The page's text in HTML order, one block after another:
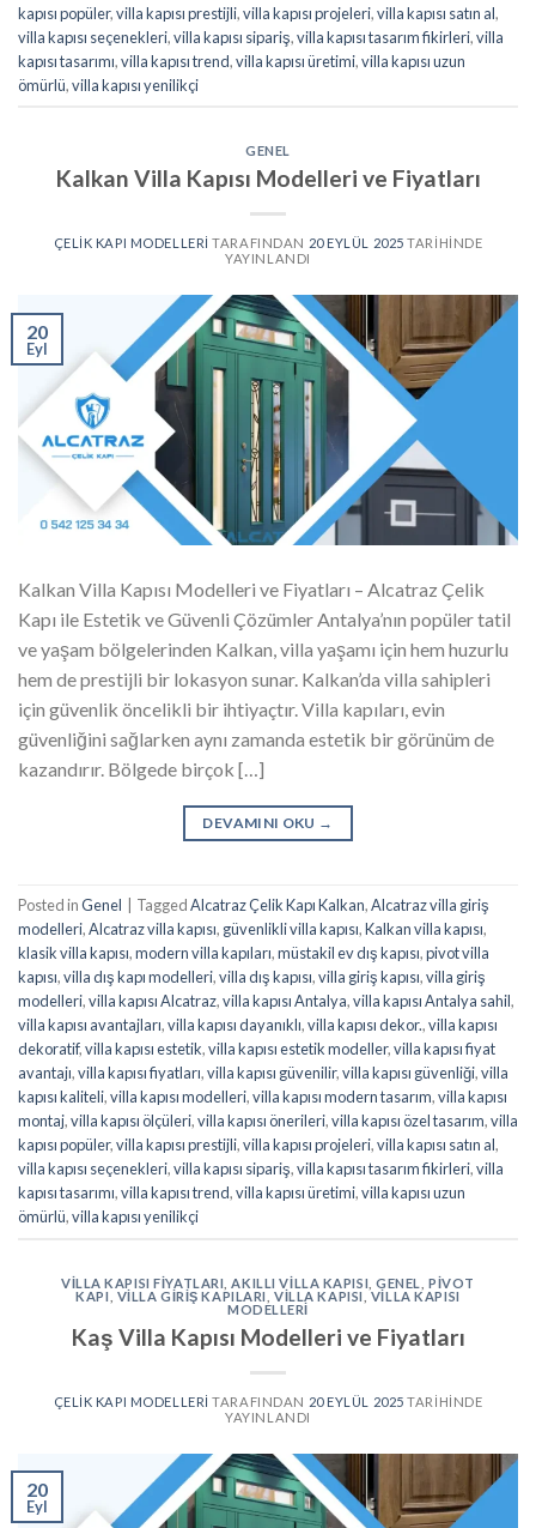
kapısı popüler,villa kapısı prestijli,villa kapısı projeleri,villa kapısı satın al,
villa kapısı seçenekleri,villa kapısı sipariş,villa kapısı tasarım fikirleri,villa
kapısı tasarımı,villa kapısı trend,villa kapısı üretimi,villa kapısı uzun
ömürlü,villa kapısı yenilikçi
GENEL
Kalkan Villa Kapısı Modelleri ve Fiyatları
ÇELIK KAPI MODELLERI TARAFINDAN 20 EYLÜL 2025 TARIHINDE
YAYINLANDI
20
Eyl
Kalkan Villa Kapısı Modelleri ve Fiyatları – Alcatraz Çelik
Kapı ile Estetik ve Güvenli Çözümler Antalya’nın popüler tatil
ve yaşam bölgelerinden Kalkan, villa yaşamı için hem huzurlu
hem de prestijli bir lokasyon sunar. Kalkan’da villa sahipleri
için güvenlik öncelikli bir ihtiyaçtır. Villa kapıları, evin
güvenliğini sağlarken aynı zamanda estetik bir görünüm de
kazandırır. Bölgede birçok […]
DEVAMINI OKU →
Posted inGenel TaggedAlcatraz Çelik Kapı Kalkan,Alcatraz villa giriş
modelleri,Alcatraz villa kapısı, güvenlikli villa kapısı,Kalkan villa kapısı,
klasik villa kapısı,modern villa kapıları,müstakil ev dış kapısı,pivot villa
kapısı,villa dış kapı modelleri,villa dış kapısı,villa giriş kapısı,villa giriş
modelleri,villa kapısı Alcatraz,villa kapısı Antalya,villa kapısı Antalya sahil,
villa kapısı avantajları,villa kapısı dayanıklı,villa kapısı dekor.,villa kapısı
dekoratif,villa kapısı estetik,villa kapısı estetik modeller,villa kapısı fiyat
avantajı,villa kapısı fiyatları,villa kapısı güvenilir,villa kapısı güvenliği,villa
kapısı kaliteli,villa kapısı modelleri,villa kapısı modern tasarım,villa kapısı
montaj,villa kapısı ölçüleri,villa kapısı önerileri,villa kapısı özel tasarım,villa
kapısı popüler,villa kapısı prestijli,villa kapısı projeleri,villa kapısı satın al,
villa kapısı seçenekleri,villa kapısı sipariş,villa kapısı tasarım fikirleri,villa
kapısı tasarımı,villa kapısı trend,villa kapısı üretimi,villa kapısı uzun
ömürlü,villa kapısı yenilikçi
VILLA KAPISI FIYATLARI ,AKILLI VILLA KAPISI ,GENEL ,PIVOT
KAPI
VILLA GIRIŞ KAPILARI ,VILLA KAPISI ,VILLA KAPISI
MODELLERI
Kaş Villa Kapısı Modelleri ve Fiyatları
ÇELIK KAPI MODELLERI TARAFINDAN 20 EYLÜL 2025 TARIHINDE
YAYINLANDI
20
Eyl